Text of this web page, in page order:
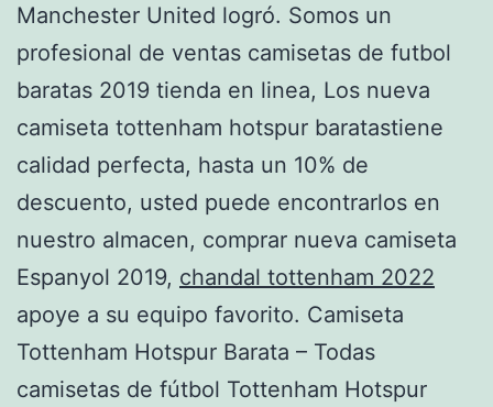
Manchester United logró. Somos un
profesional de ventas camisetas de futbol
baratas 2019 tienda en linea, Los nueva
camiseta tottenham hotspur baratastiene
calidad perfecta, hasta un 10% de
descuento, usted puede encontrarlos en
nuestro almacen, comprar nueva camiseta
Espanyol 2019, chandal tottenham 2022
apoye a su equipo favorito. Camiseta
Tottenham Hotspur Barata – Todas
camisetas de fútbol Tottenham Hotspur